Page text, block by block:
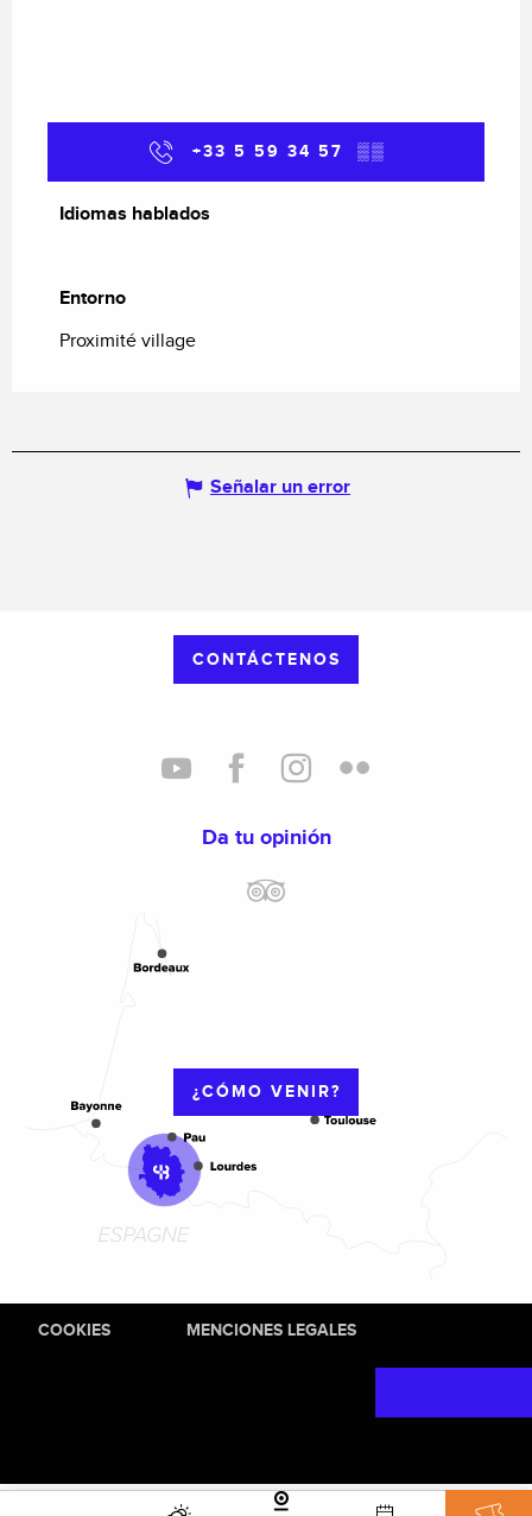
+33 5 59 34 57 ▒▒
Idiomas hablados
Idiomas hablados
Entorno
Entorno
Proximité village
Señalar un error
CONTÁCTENOS
Da tu opinión
¿CÓMO VENIR?
COOKIES MENCIONES LEGALES